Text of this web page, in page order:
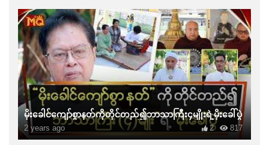
မိုးခေါင်ကျော်စွာနတ်ကိုတိုင်တည်၍ဘာသာကြီး၄မျိုးရဲ့မိုးခေါ်ပွဲ
2 years ago 817
2